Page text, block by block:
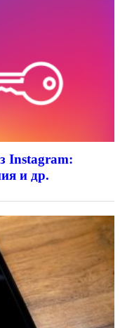
Instagram:
и др.